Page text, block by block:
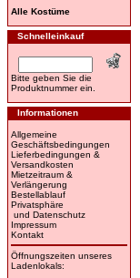
Alle Kostüme
Schnelleinkauf
Bitte geben Sie die
Produktnummer ein.
Informationen
Allgemeine
Geschäftsbedingungen
Lieferbedingungen &
Versandkosten
Mietzeitraum &
Verlängerung
Bestellablauf
Privatsphäre
und Datenschutz
Impressum
Kontakt
Öffnungszeiten unseres
Ladenlokals: